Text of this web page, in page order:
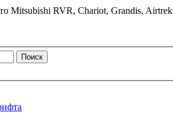
Mitsubishi RVR, Chariot, Grandis, Airtrek